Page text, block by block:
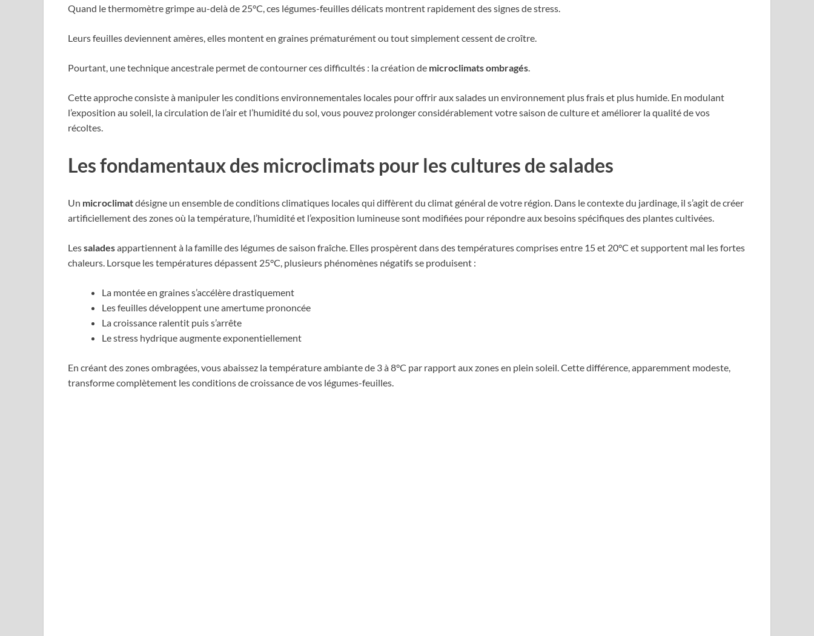
Quand le thermomètre grimpe au-delà de 25°C, ces légumes-feuilles délicats montrent rapidement des signes de stress.
Leurs feuilles deviennent amères, elles montent en graines prématurément ou tout simplement cessent de croître.
Pourtant, une technique ancestrale permet de contourner ces difficultés : la création de microclimats ombragés.
Cette approche consiste à manipuler les conditions environnementales locales pour offrir aux salades un environnement plus frais et plus humide. En modulant
l’exposition au soleil, la circulation de l’air et l’humidité du sol, vous pouvez prolonger considérablement votre saison de culture et améliorer la qualité de vos
récoltes.
Les fondamentaux des microclimats pour les cultures de salades
Un microclimatdésigne un ensemble de conditions climatiques locales qui diffèrent du climat général de votre région. Dans le contexte du jardinage, il s’agit de créer
artificiellement des zones où la température, l’humidité et l’exposition lumineuse sont modifiées pour répondre aux besoins spécifiques des plantes cultivées.
Lessaladesappartiennent à la famille des légumes de saison fraîche. Elles prospèrent dans des températures comprises entre 15 et 20°C et supportent mal les fortes
chaleurs. Lorsque les températures dépassent 25°C, plusieurs phénomènes négatifs se produisent :
La montée en graines s’accélère drastiquement
Les feuilles développent une amertume prononcée
La croissance ralentit puis s’arrête
Le stress hydrique augmente exponentiellement
En créant des zones ombragées, vous abaissez la température ambiante de 3 à 8°C par rapport aux zones en plein soleil. Cette différence, apparemment modeste,
transforme complètement les conditions de croissance de vos légumes-feuilles.